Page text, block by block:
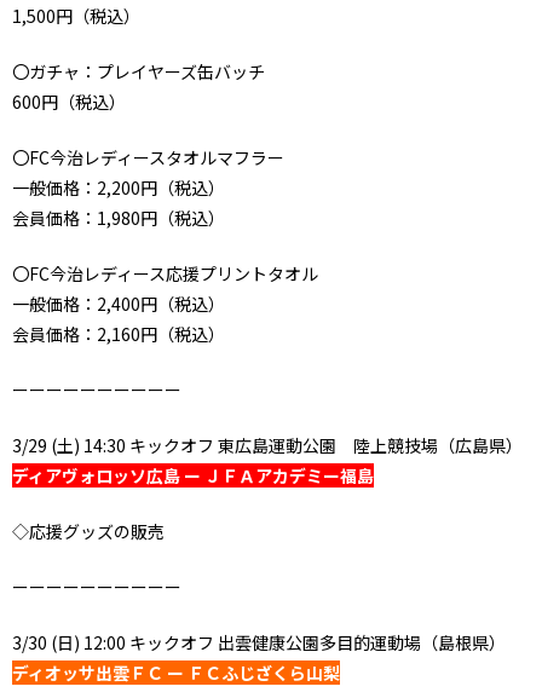
1,500円（税込）
〇ガチャ：プレイヤーズ缶バッチ
600円（税込）
〇FC今治レディースタオルマフラー
一般価格：2,200円（税込）
会員価格：1,980円（税込）
〇FC今治レディース応援プリントタオル
一般価格：2,400円（税込）
会員価格：2,160円（税込）
ーーーーーーーーーー
3/29 (土) 14:30 キックオフ 東広島運動公園 陸上競技場（広島県）
ディアヴォロッソ広島 ー ＪＦＡアカデミー福島
◇応援グッズの販売
ーーーーーーーーーー
3/30 (日) 12:00 キックオフ 出雲健康公園多目的運動場（島根県）
ディオッサ出雲ＦＣ ー ＦＣふじざくら山梨